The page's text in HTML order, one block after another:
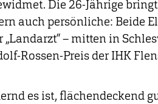
Die 26-Jährige
auch persönliche: Beide
– mitten in
Rossen-Preis der IHK
es ist, flächendeckend